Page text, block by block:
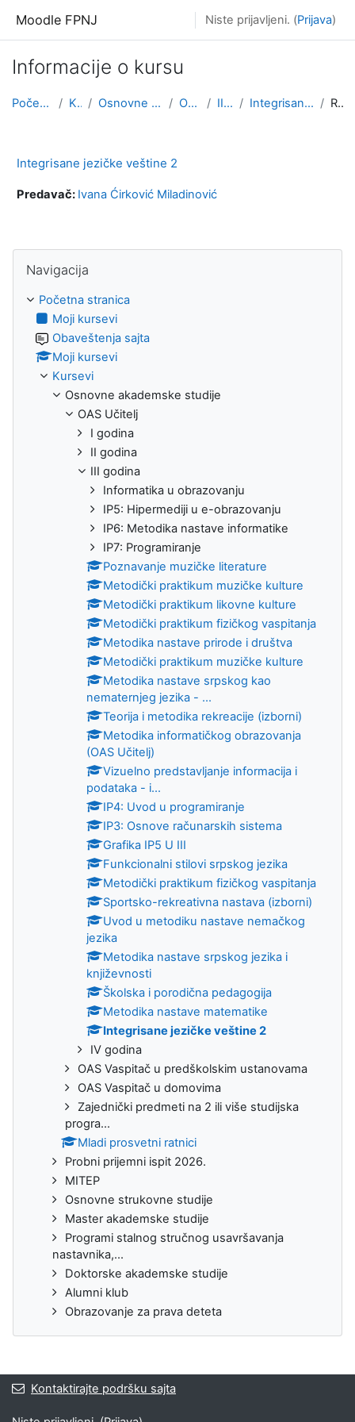
Moodle FPNJ Niste prijavljeni. (Prijava)
Informacije o kursu
Početna stranica Kursevi Osnovne akademske studije OAS Učitelj III godina Integrisane jezičke veštine 2 Rezime
Integrisane jezičke veštine 2
Predavač: Ivana Ćirković Miladinović
Navigacija
Početna stranica
Moji kursevi
Obaveštenja sajta
Moji kursevi
Kursevi
Osnovne akademske studije
OAS Učitelj
I godina
II godina
III godina
Informatika u obrazovanju
IP5: Hipermediji u e-obrazovanju
IP6: Metodika nastave informatike
IP7: Programiranje
Poznavanje muzičke literature
Metodički praktikum muzičke kulture
Metodički praktikum likovne kulture
Metodički praktikum fizičkog vaspitanja
Metodika nastave prirode i društva
Metodički praktikum muzičke kulture
Metodika nastave srpskog kao
nematernjeg jezika - ...
Teorija i metodika rekreacije (izborni)
Metodika informatičkog obrazovanja
(OAS Učitelj)
Vizuelno predstavlјanje informacija i
podataka - i...
IP4: Uvod u programiranje
IP3: Osnove računarskih sistema
Grafika IP5 U III
Funkcionalni stilovi srpskog jezika
Metodički praktikum fizičkog vaspitanja
Sportsko-rekreativna nastava (izborni)
Uvod u metodiku nastave nemačkog
jezika
Metodika nastave srpskog jezika i
književnosti
Školska i porodična pedagogija
Metodika nastave matematike
Integrisane jezičke veštine 2
IV godina
OAS Vaspitač u predškolskim ustanovama
OAS Vaspitač u domovima
Zajednički predmeti na 2 ili više studijska
progra...
Mladi prosvetni ratnici
Probni prijemni ispit 2026.
MITEP
Osnovne strukovne studije
Master akademske studije
Programi stalnog stručnog usavršavanja
nastavnika,...
Doktorske akademske studije
Alumni klub
Obrazovanje za prava deteta
Kontaktirajte podršku sajta